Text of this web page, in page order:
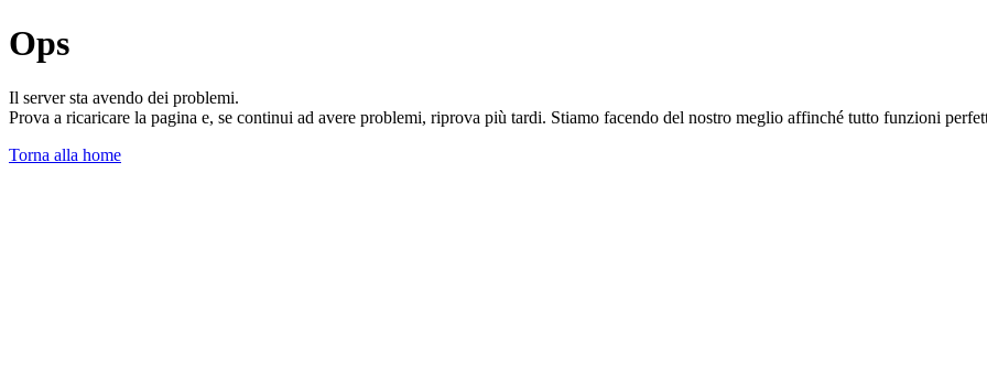
Ops
Il server sta avendo dei problemi.
Prova a ricaricare la pagina e, se continui ad avere problemi, riprova più tardi. Stiamo facendo del nostro meglio affinché tutto funzioni
Torna alla home